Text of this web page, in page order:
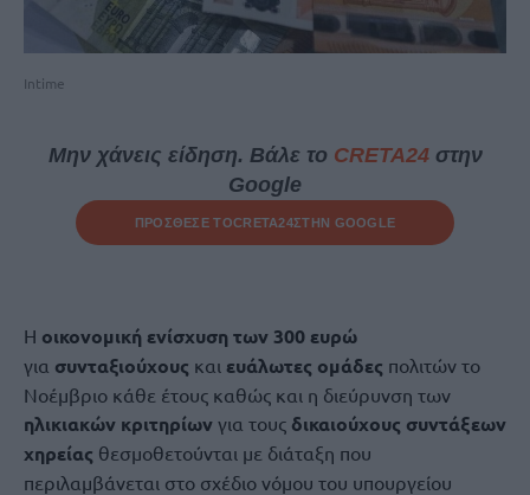
Intime
Μην χάνεις είδηση. Βάλε το CRETA24στην
Google
ΠΡΟΣΘΕΣΕ ΤΟCRETA24ΣΤΗΝ GOOGLE
Η οικονομική ενίσχυση των 300 ευρώ
για συνταξιούχους και ευάλωτες ομάδες πολιτών το
Νοέμβριο κάθε έτους καθώς και η διεύρυνση των
ηλικιακών κριτηρίων για τους δικαιούχους συντάξεων
χηρείας θεσμοθετούνται με διάταξη που
περιλαμβάνεται στο σχέδιο νόμου του υπουργείου